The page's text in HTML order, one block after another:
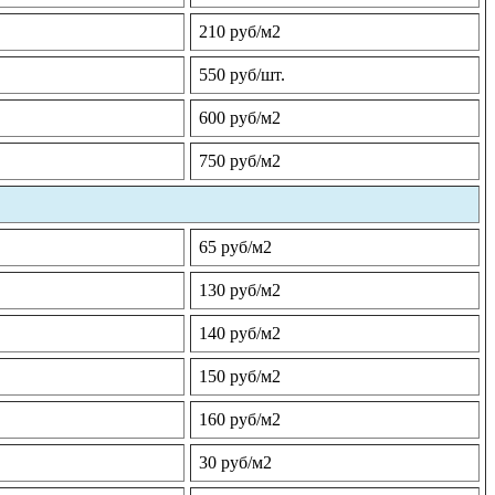
210 руб/м2
550 руб/шт.
600 руб/м2
750 руб/м2
65 руб/м2
130 руб/м2
140 руб/м2
150 руб/м2
160 руб/м2
30 руб/м2